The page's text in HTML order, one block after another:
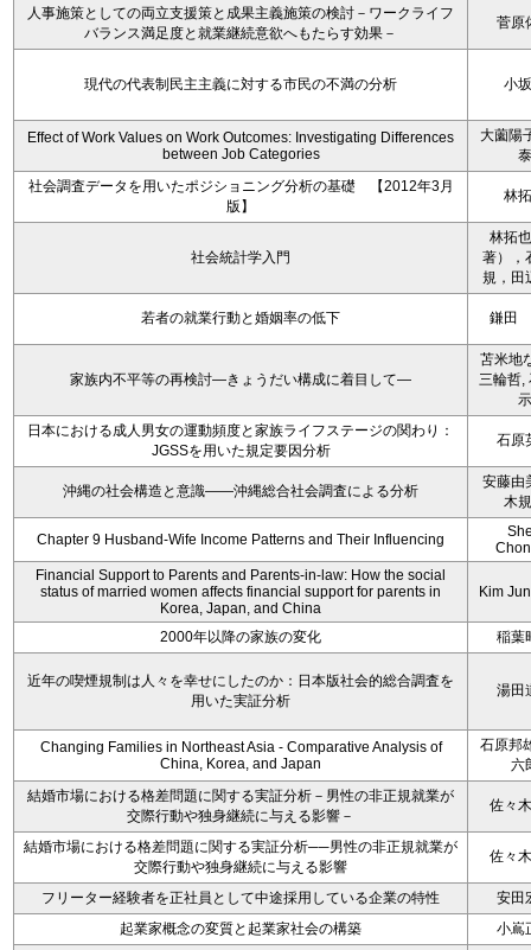
人事施策としての両立支援策と成果主義施策の検討－ワークライフ
バランス満足度と就業継続意欲へもたらす効果－
菅原
現代の代表制民主主義に対する市民の不満の分析 小
Effect of Work Values on Work Outcomes: Investigating Differences
between Job Categories
大薗陽
泰
社会調査データを用いたポジショニング分析の基礎 【2012年3月
版】
林
社会統計学入門
林拓
著），
規，田
若者の就業行動と婚姻率の低下 鎌田
家族内不平等の再検討―きょうだい構成に着目して―
苫米地
三輪哲,
示
日本における成人男女の運動頻度と家族ライフステージの関わり：
JGSSを用いた規定要因分析
石原
沖縄の社会構造と意識――沖縄総合社会調査による分析
安藤由
木
Chapter 9 Husband-Wife Income Patterns and Their Influencing
Financial Support to Parents and Parents-in-law: How the social
status of married women affects financial support for parents in
Korea, Japan, and China
Kim
2000年以降の家族の変化 稲葉
近年の喫煙規制は人々を幸せにしたのか：日本版社会的総合調査を
用いた実証分析
湯田
Changing Families in Northeast Asia - Comparative Analysis of
China, Korea, and Japan
石原邦
六
結婚市場における格差問題に関する実証分析－男性の非正規就業が
交際行動や独身継続に与える影響－
佐々
結婚市場における格差問題に関する実証分析──男性の非正規就業が
交際行動や独身継続に与える影響
佐々
フリーター経験者を正社員として中途採用している企業の特性
安田
起業家概念の変質と起業家社会の構築
小嶌